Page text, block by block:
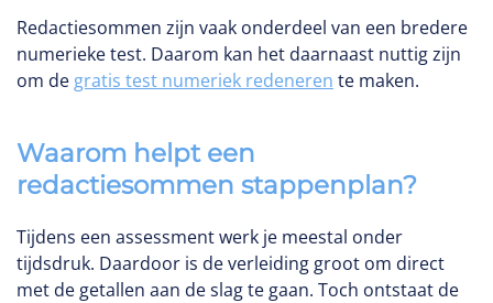
Redactiesommen zijn vaak onderdeel van een bredere
numerieke test. Daarom kan het daarnaast nuttig zijn
om de gratis test numeriek redeneren te maken.
Waarom helpt een
redactiesommen stappenplan?
Tijdens een assessment werk je meestal onder
tijdsdruk. Daardoor is de verleiding groot om direct
met de getallen aan de slag te gaan. Toch ontstaat de